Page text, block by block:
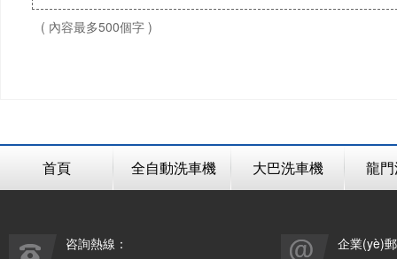
( 內容最多500個字 )
首頁 全自動洗車機 大巴洗車機 龍
咨詢熱線： 企業(yè)